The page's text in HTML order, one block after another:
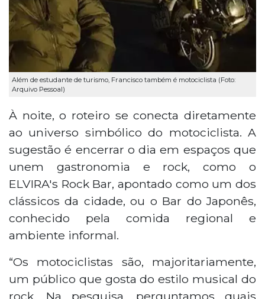
Além de estudante de turismo, Francisco também é motociclista (Foto:
Arquivo Pessoal)
À noite, o roteiro se conecta diretamente
ao universo simbólico do motociclista. A
sugestão é encerrar o dia em espaços que
unem gastronomia e rock, como o
ELVIRA's Rock Bar, apontado como um dos
clássicos da cidade, ou o Bar do Japonês,
conhecido pela comida regional e
ambiente informal.
“Os motociclistas são, majoritariamente,
um público que gosta do estilo musical do
rock. Na pesquisa, perguntamos quais